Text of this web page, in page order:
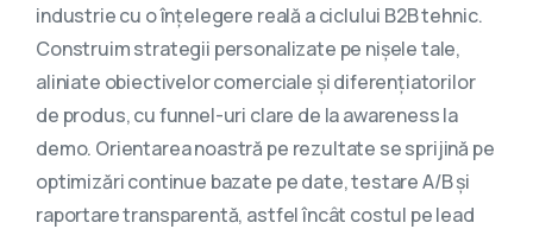
industrie cu o înțelegere reală a ciclului B2B tehnic.
Construim strategii personalizate pe nișele tale,
aliniate obiectivelor comerciale și diferențiatorilor
de produs, cu funnel-uri clare de la awareness la
demo. Orientarea noastră pe rezultate se sprijină pe
optimizări continue bazate pe date, testare A/B și
raportare transparentă, astfel încât costul pe lead